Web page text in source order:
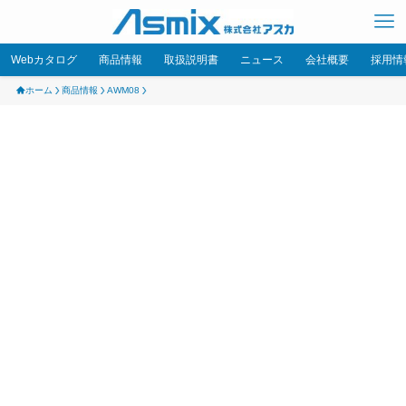
Webカタログ 商品情報 取扱説明書 ニュース 会社概要 採用情
ホーム 商品情報 AWM08